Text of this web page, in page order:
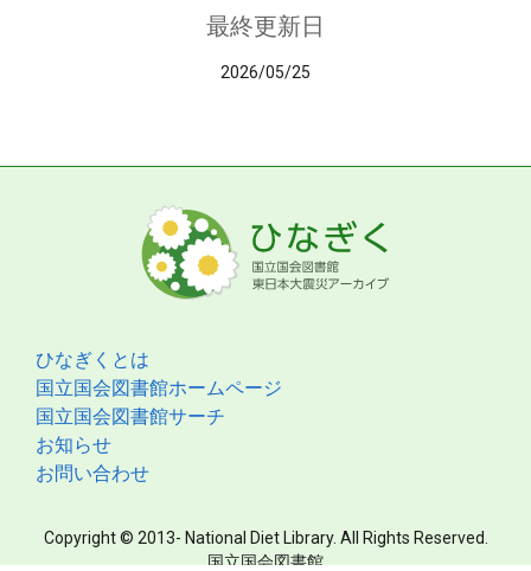
最終更新日
2026/05/25
ひなぎくとは
国立国会図書館ホームページ
国立国会図書館サーチ
お知らせ
お問い合わせ
Copyright © 2013- National Diet Library. All Rights Reserved.